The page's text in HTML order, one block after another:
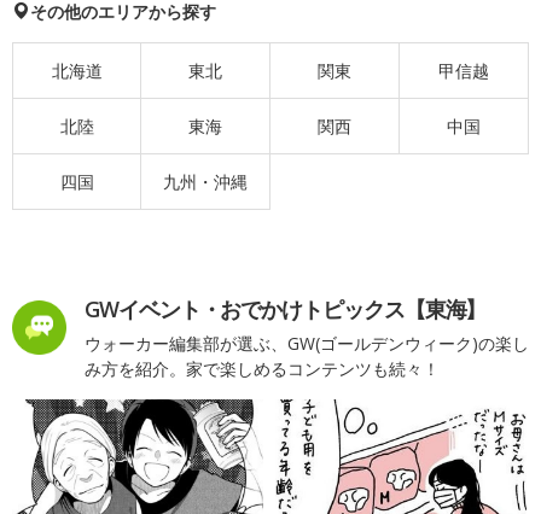
その他のエリアから探す
北海道 東北 関東 甲信越
北陸 東海 関西 中国
四国 九州・沖縄
GWイベント・おでかけトピックス【東海】
ウォーカー編集部が選ぶ、GW(ゴールデンウィーク)の楽し
み方を紹介。家で楽しめるコンテンツも続々！